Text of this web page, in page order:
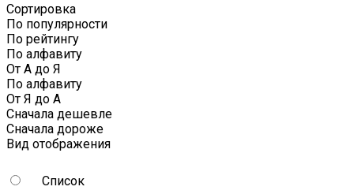
Сортировка
По популярности
По рейтингу
По алфавиту
От А до Я
По алфавиту
От Я до А
Сначала дешевле
Сначала дороже
Вид отображения
Список